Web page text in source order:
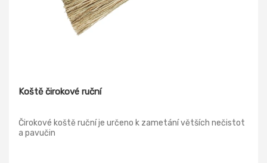
Koště čirokové ruční
Čirokové koště ruční je určeno k zametání větších nečistot
a pavučin